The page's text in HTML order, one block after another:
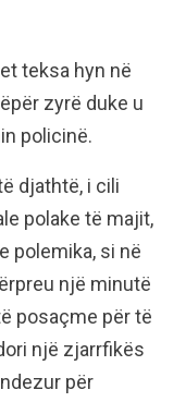
teksa hyn në
zyrë duke u
policinë.
djathtë, i cili
polake të majit,
polemika, si në
një minutë
posaçme për të
një zjarrfikës
për